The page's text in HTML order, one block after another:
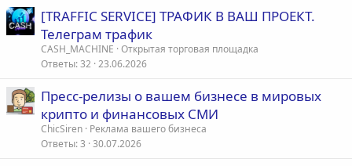
[TRAFFIC SERVICE] ТРАФИК В ВАШ ПРОЕКТ.
Телеграм трафик
CASH_MACHINE Открытая торговая площадка
Ответы 32 23.06.2026
Пресс-релизы о вашем бизнесе в мировых
крипто и финансовых СМИ
ChicSiren Реклама вашего бизнеса
Ответы 3 30.07.2026